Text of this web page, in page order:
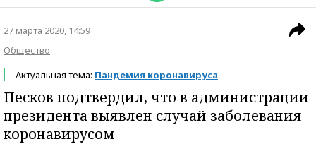
27 марта 2020, 14:59
Общество
Актуальная тема: Пандемия коронавируса
Песков подтвердил, что в администрации
президента выявлен случай заболевания
коронавирусом